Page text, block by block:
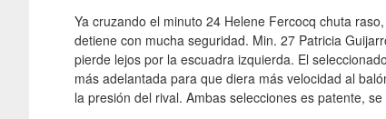
Ya cruzando el minuto 24 Helene Fercocq chuta
detiene con mucha seguridad. Min. 27 Patricia
pierde lejos por la escuadra izquierda. El
más adelantada para que diera más velocidad al
la presión del rival. Ambas selecciones es patente,